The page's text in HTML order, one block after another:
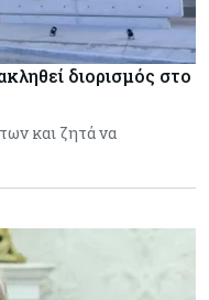
διορισμός στο
και ζητά να